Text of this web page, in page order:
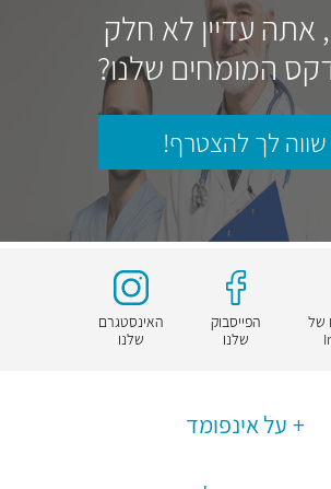
אתה עדיין לא חלק
המומחים שלנו?
שווה לך להצטרף!
של
הפייסבוק
שלנו
האינסטגרם
שלנו
על אינפומד